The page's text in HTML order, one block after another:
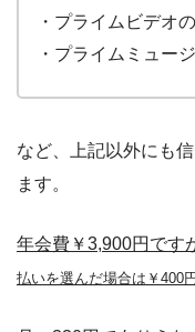
・プライムビデオ
・プライムミュー
など、上記以外にも
ます。
年会費￥3,900円です
払いを選んだ場合は￥400円